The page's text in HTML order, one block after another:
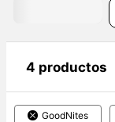
4 productos
GoodNites